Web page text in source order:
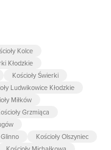
Kolce
Kłodzkie
Kościoły Świerki
Ludwikowice Kłodzkie
Miłków
Grzmiąca
Kościoły Olszyniec